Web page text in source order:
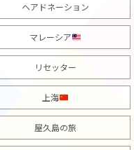
ヘアドネーション
マレーシア
リセッター
上海
屋久島の旅